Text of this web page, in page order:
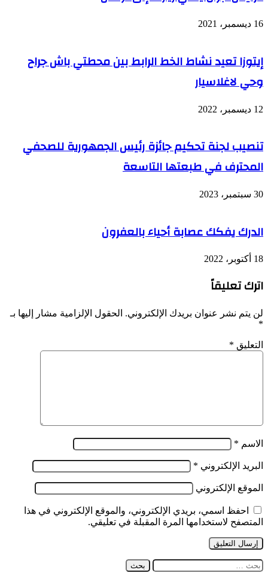
أسبوع
16 ديسمبر، 2021
إيتوزا تعيد نشاط الخط الرابط بين محطتي باش جراح
وحي لاغلاسيار
12 ديسمبر، 2022
تنصيب لجنة تحكيم جائزة رئيس الجمهورية للصحفي
المحترف في طبعتها التاسعة
30 سبتمبر، 2023
الدرك يفكك عصابة أحياء بالعفرون
18 أكتوبر، 2022
اترك تعليقاً
لن يتم نشر عنوان بريدك الإلكتروني. الحقول الإلزامية مشار إليها بـ
*
التعليق *
الاسم *
البريد الإلكتروني *
الموقع الإلكتروني
احفظ اسمي، بريدي الإلكتروني، والموقع الإلكتروني في هذا
المتصفح لاستخدامها المرة المقبلة في تعليقي.
البحث